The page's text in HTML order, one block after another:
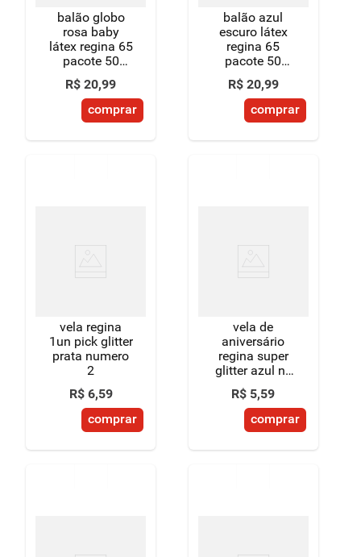
balão globo
rosa baby
látex regina 65
pacote 50
unidades
R$ 20,99
comprar
balão azul
escuro látex
regina 65
pacote 50
unidades
R$ 20,99
comprar
vela regina
1un pick glitter
prata numero
2
R$ 6,59
comprar
vela de
aniversário
regina super
glitter azul nº
6 unidade
R$ 5,59
comprar